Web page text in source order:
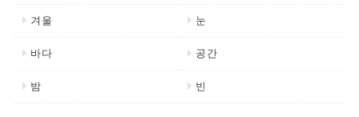
겨울 눈
바다 공간
밤 빈